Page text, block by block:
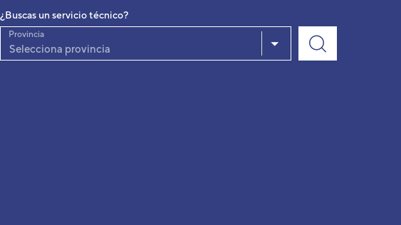
¿Buscas un servicio técnico?
Selecciona provincia
Provincia